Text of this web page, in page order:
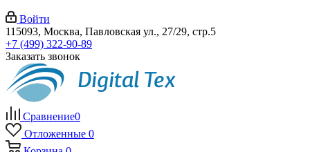
Войти
115093, Москва, Павловская ул., 27/29, стр.5
+7 (499) 322-90-89
Заказать звонок
Сравнение0
Отложенные 0